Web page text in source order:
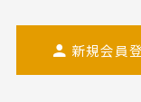
新規会員